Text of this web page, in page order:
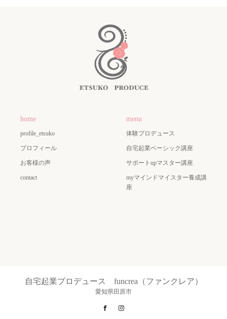
home
profile_etsuko
プロフィール
お客様の声
contact
menu
体験プロデュース
自宅起業ベーシック講座
サポートupマスター講座
myマインドマイスター養成講
座
自宅起業プロデュース funcrea（ファンクレア）
愛知県田原市
Facebook